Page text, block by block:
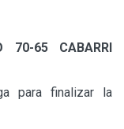
70-65 CABARRI
para finalizar la